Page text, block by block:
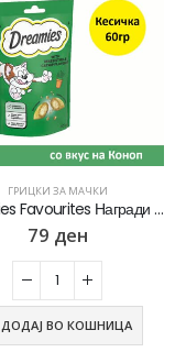
ГРИЦКИ ЗА МАЧКИ
Dreamies Favourites Награди за мачки со вкус на Коноп [Кесичка 60гр]
79 ден
ДОДАЈ ВО КОШНИЦА